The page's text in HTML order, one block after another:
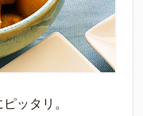
ッタリ。